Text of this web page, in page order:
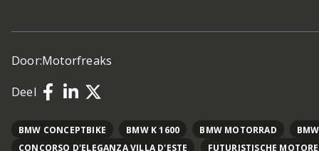
Door:Motorfreaks
Deel
BMW CONCEPTBIKE BMW K 1600 BMW MOTORRAD
CONCORSO D'ELEGANZA VILLA D'ESTE
FUTURISTISCHE